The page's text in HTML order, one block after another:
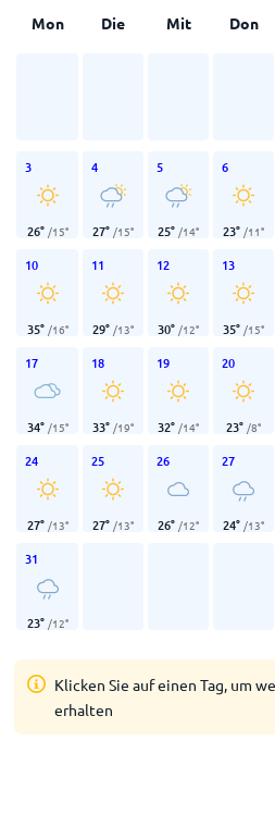
Mon Die Mit Don
3
26° /15°
4
27° /15°
5
25° /14°
6
23° /11°
10
35° /16°
11
29° /13°
12
30° /12°
13
35° /15°
17
34° /15°
18
33° /19°
19
32° /14°
20
23° /8°
24
27° /13°
25
27° /13°
26
26° /12°
27
24° /13°
31
23° /12°
Klicken Sie auf einen Tag, um
erhalten